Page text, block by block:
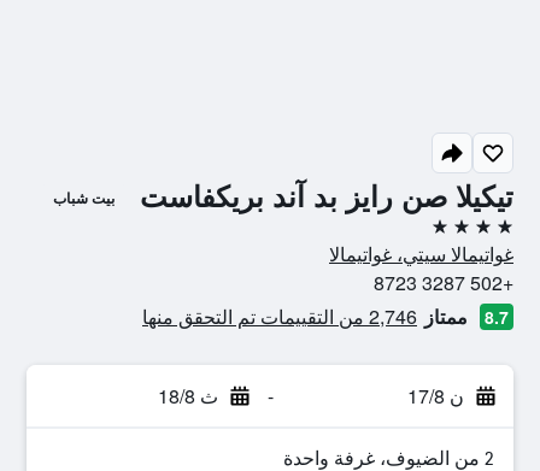
تيكيلا صن رايز بد آند بريكفاست بيت شباب
4 نجوم
غواتيمالا سيتي، غواتيمالا
+502 3287 8723
8.7 ممتاز 2,746 من التقييمات تم التحقق منها
ن 17/8 - ث 18/8
2 من الضيوف، غرفة واحدة